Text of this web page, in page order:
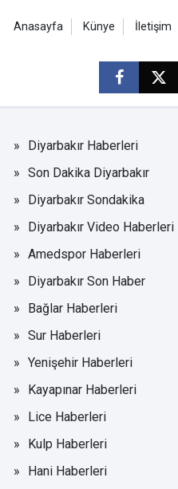
Anasayfa Künye İletişim
Diyarbakır Haberleri
Son Dakika Diyarbakır
Diyarbakır Sondakika
Diyarbakır Video Haberleri
Amedspor Haberleri
Diyarbakır Son Haber
Bağlar Haberleri
Sur Haberleri
Yenişehir Haberleri
Kayapınar Haberleri
Lice Haberleri
Kulp Haberleri
Hani Haberleri